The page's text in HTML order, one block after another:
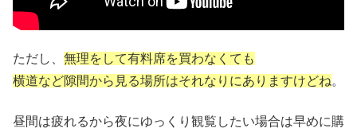
ただし、 無理をして有料席を買わなくても
横道など隙間から見る場所はそれなりにありますけどね。
昼間は疲れるから夜にゆっくり観覧したい場合は早めに購